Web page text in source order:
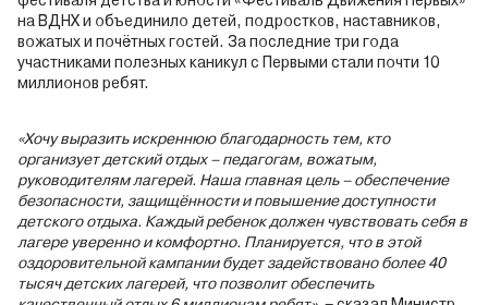
на ВДНХ и объединило детей, подростков, наставников,
вожатых и почётных гостей. За последние три года
участниками полезных каникул с Первыми стали почти 10
миллионов ребят.
«Хочу выразить искреннюю благодарность тем, кто
организует детский отдых – педагогам, вожатым,
руководителям лагерей. Наша главная цель – обеспечение
безопасности, защищённости и повышение доступности
детского отдыха. Каждый ребенок должен чувствовать себя в
лагере уверенно и комфортно. Планируется, что в этой
оздоровительной кампании будет задействовано более 40
тысяч детских лагерей, что позволит обеспечить